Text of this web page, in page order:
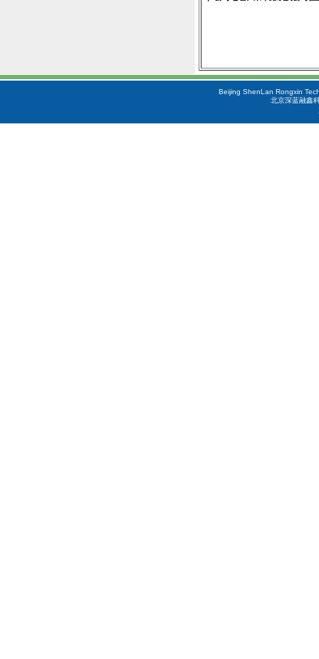
Beijing ShenLan Rongxin
北京深蓝融鑫